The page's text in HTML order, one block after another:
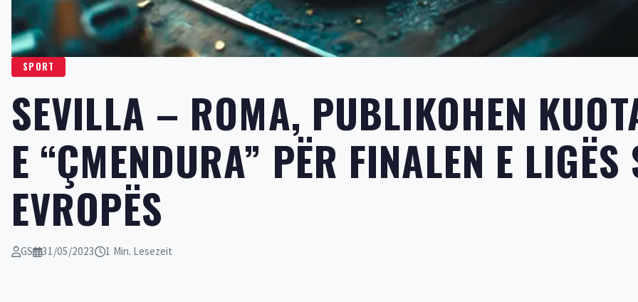
SPORT
SEVILLA – ROMA, PUBLIKOHEN
E “ÇMENDURA” PËR FINALEN E LIGËS
EVROPËS
GS 31/05/2023 1 Min. Lesezeit